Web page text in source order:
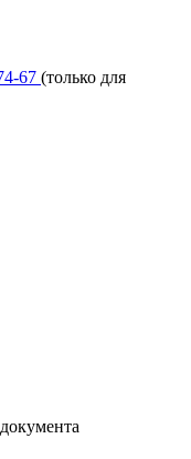
67 (только для